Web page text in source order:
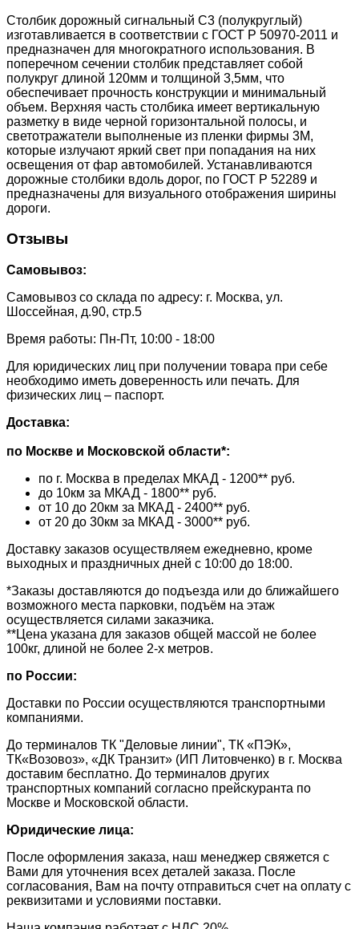
Столбик дорожный сигнальный С3 (полукруглый)
изготавливается в соответствии с ГОСТ Р 50970-2011 и
предназначен для многократного использования. В
поперечном сечении столбик представляет собой
полукруг длиной 120мм и толщиной 3,5мм, что
обеспечивает прочность конструкции и минимальный
объем. Верхняя часть столбика имеет вертикальную
разметку в виде черной горизонтальной полосы, и
светотражатели выполненые из пленки фирмы 3М,
которые излучают яркий свет при попадания на них
освещения от фар автомобилей. Устанавливаются
дорожные столбики вдоль дорог, по ГОСТ Р 52289 и
предназначены для визуального отображения ширины
дороги.
Отзывы
Самовывоз:
Самовывоз со склада по адресу: г. Москва, ул.
Шоссейная, д.90, стр.5
Время работы: Пн-Пт, 10:00 - 18:00
Для юридических лиц при получении товара при себе
необходимо иметь доверенность или печать. Для
физических лиц – паспорт.
Доставка:
по Москве и Московской области*:
по г. Москва в пределах МКАД - 1200** руб.
до 10км за МКАД - 1800** руб.
от 10 до 20км за МКАД - 2400** руб.
от 20 до 30км за МКАД - 3000** руб.
Доставку заказов осуществляем ежедневно, кроме
выходных и праздничных дней с 10:00 до 18:00.
*Заказы доставляются до подъезда или до ближайшего
возможного места парковки, подъём на этаж
осуществляется силами заказчика.
**Цена указана для заказов общей массой не более
100кг, длиной не более 2-х метров.
по России:
Доставки по России осуществляются транспортными
компаниями.
До терминалов ТК "Деловые линии", ТК «ПЭК»,
ТК«Возовоз», «ДК Транзит» (ИП Литовченко) в г. Москва
доставим бесплатно. До терминалов других
транспортных компаний согласно прейскуранта по
Москве и Московской области.
Юридические лица:
После оформления заказа, наш менеджер свяжется с
Вами для уточнения всех деталей заказа. После
согласования, Вам на почту отправиться счет на оплату с
реквизитами и условиями поставки.